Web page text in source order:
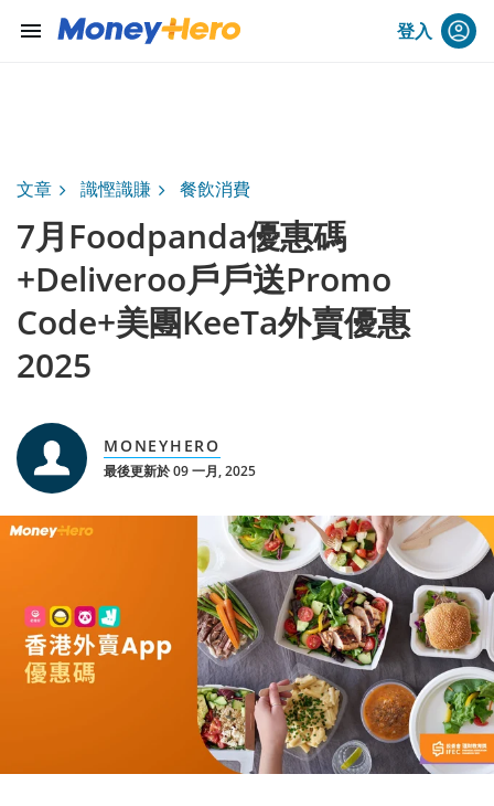
menu 登入
文章 識慳識賺 餐飲消費
7月Foodpanda優惠碼
+Deliveroo戶戶送Promo
Code+美團KeeTa外賣優惠
2025
MONEYHERO
最後更新於 09 一月, 2025